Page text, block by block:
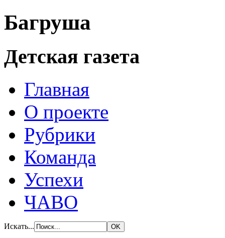
Багруша
Детская газета
Главная
О проекте
Рубрики
Команда
Успехи
ЧАВО
Искать...